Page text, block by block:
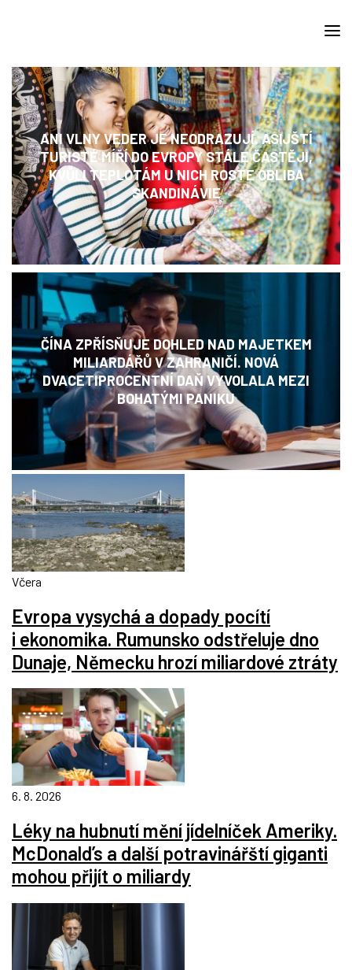
ANI VLNY VEDER JE NEODRAZUJÍ. ASIJŠTÍ
TURISTÉ MÍŘÍ DO EVROPY STÁLE ČASTĚJI,
KVŮLI TEPLOTÁM U NICH ROSTE OBLIBA
SKANDINÁVIE
ČÍNA ZPŘÍSŇUJE DOHLED NAD MAJETKEM
MILIARDÁŘŮ V ZAHRANIČÍ. NOVÁ
DVACETIPROCENTNÍ DAŇ VYVOLALA MEZI
BOHATÝMI PANIKU
Včera
Evropa vysychá a dopady pocítí
i ekonomika. Rumunsko odstřeluje dno
Dunaje, Německu hrozí miliardové ztráty
6. 8. 2026
Léky na hubnutí mění jídelníček Ameriky.
McDonald’s a další potravinářští giganti
mohou přijít o miliardy